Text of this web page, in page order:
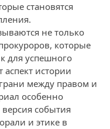
становятся
не только
которые
для успешного
аспект истории
грани между правом и
особенно
события
и этике в